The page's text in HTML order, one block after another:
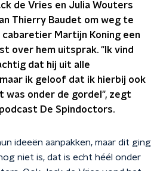
de Vries en Julia Wouters
Thierry Baudet om weg te
cabaretier Martijn Koning een
over hem uitsprak. "Ik vind
dat hij uit alle
ik geloof dat ik hierbij ook
was onder de gordel", zegt
De Spindoctors.
ideeën aanpakken, maar dit ging
niet is, dat is echt héél onder